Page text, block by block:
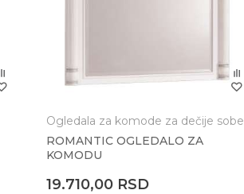
Ogledala za komode za dečije sobe
ROMANTIC OGLEDALO ZA
KOMODU
19.710,00 RSD